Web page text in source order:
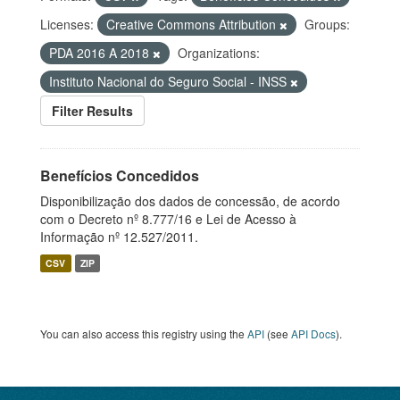
Licenses:
Creative Commons Attribution
Groups:
PDA 2016 A 2018
Organizations:
Instituto Nacional do Seguro Social - INSS
Filter Results
Benefícios Concedidos
Disponibilização dos dados de concessão, de acordo
com o Decreto nº 8.777/16 e Lei de Acesso à
Informação nº 12.527/2011.
CSV ZIP
You can also access this registry using the API (see API Docs).